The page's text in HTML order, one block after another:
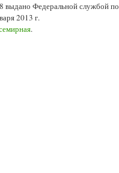
Федеральной службой по
2013 г.
.